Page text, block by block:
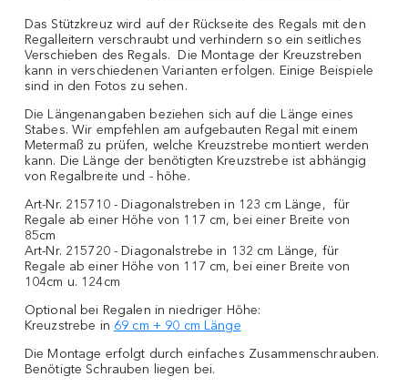
Das Stützkreuz wird auf der Rückseite des Regals mit den
Regalleitern verschraubt und verhindern so ein seitliches
Verschieben des Regals. Die Montage der Kreuzstreben
kann in verschiedenen Varianten erfolgen. Einige Beispiele
sind in den Fotos zu sehen.
Die Längenangaben beziehen sich auf die Länge eines
Stabes. Wir empfehlen am aufgebauten Regal mit einem
Metermaß zu prüfen, welche Kreuzstrebe montiert werden
kann. Die Länge der benötigten Kreuzstrebe ist abhängig
von Regalbreite und - höhe.
Art-Nr. 215710 - Diagonalstreben in 123 cm Länge, für
Regale ab einer Höhe von 117 cm, bei einer Breite von
85cm
Art-Nr. 215720 - Diagonalstrebe in 132 cm Länge, für
Regale ab einer Höhe von 117 cm, bei einer Breite von
104cm u. 124cm
Optional bei Regalen in niedriger Höhe:
Kreuzstrebe in 69 cm + 90 cm Länge
Die Montage erfolgt durch einfaches Zusammenschrauben.
Benötigte Schrauben liegen bei.